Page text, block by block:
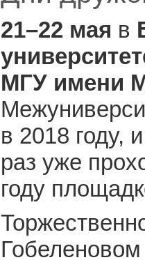
21–22 мая в
МГУ имени
в 2018 году,
раз уже
году
Гобеленовом